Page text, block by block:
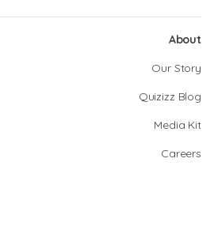
About
Our Story
Quizizz Blog
Media Kit
Careers